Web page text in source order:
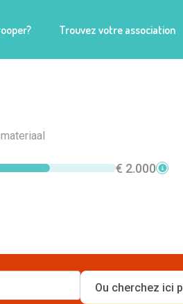
Trouvez votre association
€ 2.000